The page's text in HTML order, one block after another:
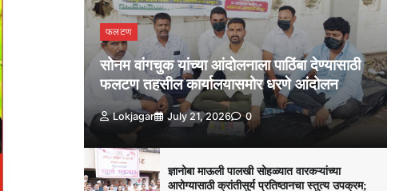
फलटण
सोनम वांगचुक यांच्या आंदोलनाला पाठिंबा देण्यासाठी
फलटण तहसील कार्यालयासमोर धरणे आंदोलन
Lokjagar July 21, 2026 0
ज्ञानोबा माऊली पालखी सोहळ्यात वारकऱ्यांच्या
आरोग्यासाठी क्रांतीसुर्य प्रतिष्ठानचा स्तुत्य उपक्रम;